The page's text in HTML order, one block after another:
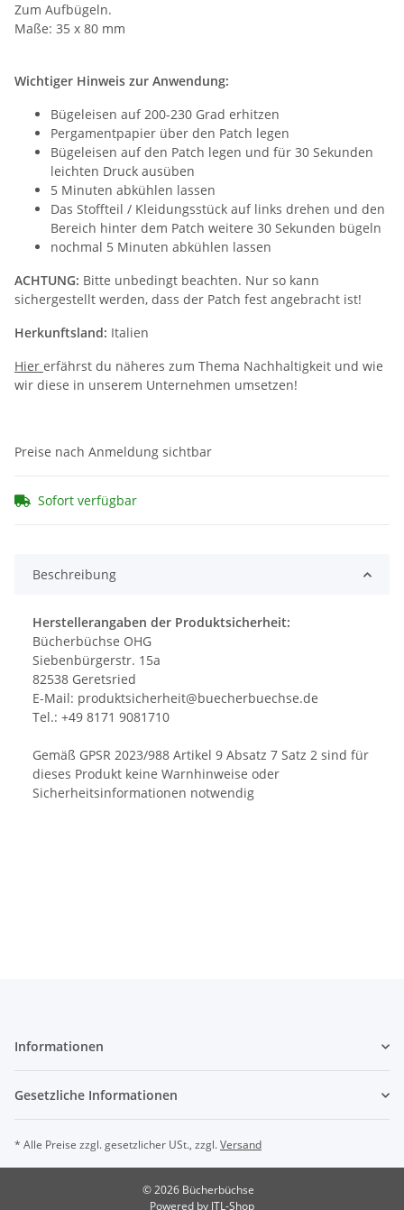
Zum Aufbügeln.
Maße: 35 x 80 mm
Wichtiger Hinweis zur Anwendung:
Bügeleisen auf 200-230 Grad erhitzen
Pergamentpapier über den Patch legen
Bügeleisen auf den Patch legen und für 30 Sekunden
leichten Druck ausüben
5 Minuten abkühlen lassen
Das Stoffteil / Kleidungsstück auf links drehen und den
Bereich hinter dem Patch weitere 30 Sekunden bügeln
nochmal 5 Minuten abkühlen lassen
ACHTUNG: Bitte unbedingt beachten. Nur so kann
sichergestellt werden, dass der Patch fest angebracht ist!
Herkunftsland: Italien
Hier erfährst du näheres zum Thema Nachhaltigkeit und wie
wir diese in unserem Unternehmen umsetzen!
Preise nach Anmeldung sichtbar
Sofort verfügbar
Beschreibung
Herstellerangaben der Produktsicherheit:
Bücherbüchse OHG
Siebenbürgerstr. 15a
82538 Geretsried
E-Mail: produktsicherheit@buecherbuechse.de
Tel.: +49 8171 9081710
Gemäß GPSR 2023/988 Artikel 9 Absatz 7 Satz 2 sind für
dieses Produkt keine Warnhinweise oder
Sicherheitsinformationen notwendig
Informationen
Gesetzliche Informationen
* Alle Preise zzgl. gesetzlicher USt., zzgl.Versand
© 2026 Bücherbüchse
Powered by JTL-Shop